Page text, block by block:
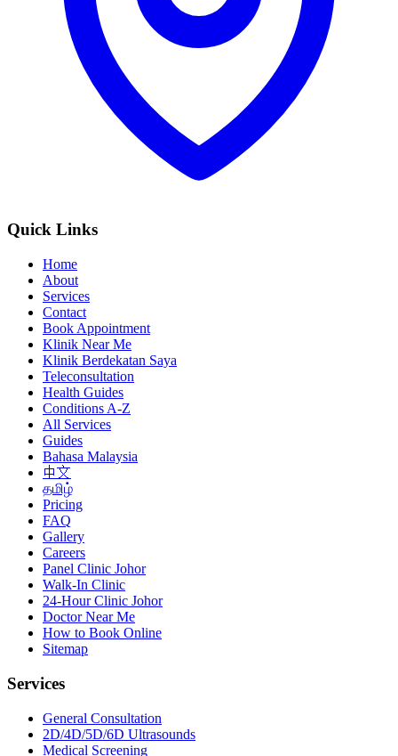
Quick Links
Home
About
Services
Contact
Book Appointment
Klinik Near Me
Klinik Berdekatan Saya
Teleconsultation
Health Guides
Conditions A-Z
All Services
Guides
Bahasa Malaysia
中文
தமிழ்
Pricing
FAQ
Gallery
Careers
Panel Clinic Johor
Walk-In Clinic
24-Hour Clinic Johor
Doctor Near Me
How to Book Online
Sitemap
Services
General Consultation
2D/4D/5D/6D Ultrasounds
Medical Screening